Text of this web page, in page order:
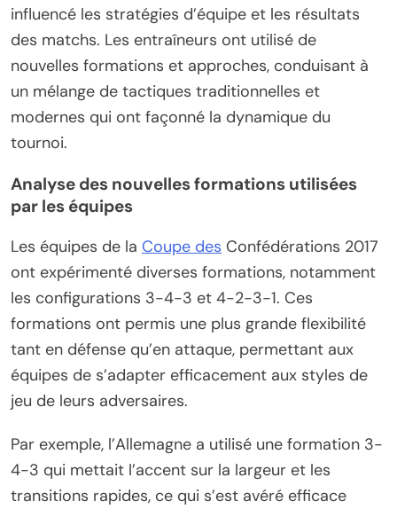
influencé les stratégies d’équipe et les résultats
des matchs. Les entraîneurs ont utilisé de
nouvelles formations et approches, conduisant à
un mélange de tactiques traditionnelles et
modernes qui ont façonné la dynamique du
tournoi.
Analyse des nouvelles formations utilisées
par les équipes
Les équipes de la Coupe des Confédérations 2017
ont expérimenté diverses formations, notamment
les configurations 3-4-3 et 4-2-3-1. Ces
formations ont permis une plus grande flexibilité
tant en défense qu’en attaque, permettant aux
équipes de s’adapter efficacement aux styles de
jeu de leurs adversaires.
Par exemple, l’Allemagne a utilisé une formation 3-
4-3 qui mettait l’accent sur la largeur et les
transitions rapides, ce qui s’est avéré efficace